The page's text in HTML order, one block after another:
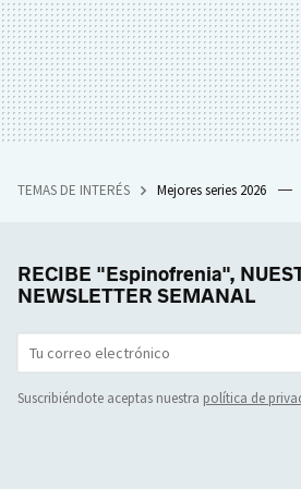
TEMAS DE INTERÉS Mejores series 2026
RECIBE "Espinofrenia",
NEWSLETTER SEMANAL
Suscribiéndote aceptas nuestra política de